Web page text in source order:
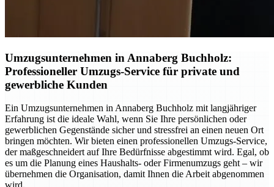
Umzugsunternehmen in Annaberg Buchholz:
Professioneller Umzugs-Service für private und
gewerbliche Kunden
Ein Umzugsunternehmen in Annaberg Buchholz mit langjähriger
Erfahrung ist die ideale Wahl, wenn Sie Ihre persönlichen oder
gewerblichen Gegenstände sicher und stressfrei an einen neuen Ort
bringen möchten. Wir bieten einen professionellen Umzugs-Service,
der maßgeschneidert auf Ihre Bedürfnisse abgestimmt wird. Egal, ob
es um die Planung eines Haushalts- oder Firmenumzugs geht – wir
übernehmen die Organisation, damit Ihnen die Arbeit abgenommen